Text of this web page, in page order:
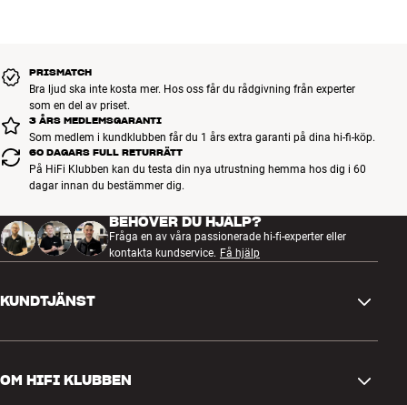
PRISMATCH
Bra ljud ska inte kosta mer. Hos oss får du rådgivning från experter
som en del av priset.
3 ÅRS MEDLEMSGARANTI
Som medlem i kundklubben får du 1 års extra garanti på dina hi-fi-köp.
60 DAGARS FULL RETURRÄTT
På HiFi Klubben kan du testa din nya utrustning hemma hos dig i 60
dagar innan du bestämmer dig.
BEHÖVER DU HJÄLP?
Fråga en av våra passionerade hi-fi-experter eller
kontakta kundservice. Få hjälp
KUNDTJÄNST
Frågor och svar
OM HIFI KLUBBEN